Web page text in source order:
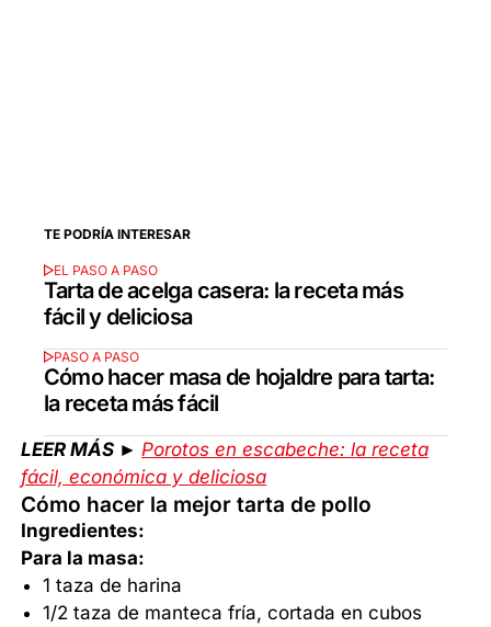
TE PODRÍA INTERESAR
EL PASO A PASO
Tarta de acelga casera: la receta más
fácil y deliciosa
PASO A PASO
Cómo hacer masa de hojaldre para tarta:
la receta más fácil
LEER MÁS ► Porotos en escabeche: la receta
fácil, económica y deliciosa
Cómo hacer la mejor tarta de pollo
Ingredientes:
Para la masa:
1 taza de harina
1/2 taza de manteca fría, cortada en cubos